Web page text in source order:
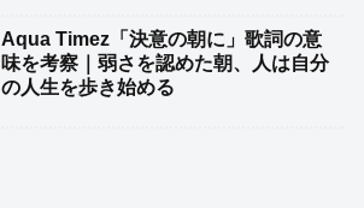
Aqua Timez「決意の朝に」歌詞の意
味を考察｜弱さを認めた朝、人は自分
の人生を歩き始める